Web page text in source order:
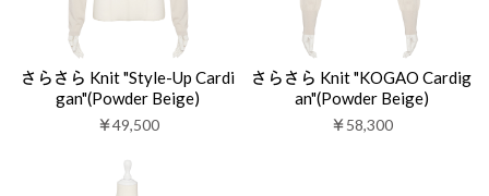
さらさら Knit "Style-Up Cardi
gan"(Powder Beige)
￥49,500
さらさら Knit "KOGAO Cardig
an"(Powder Beige)
￥58,300